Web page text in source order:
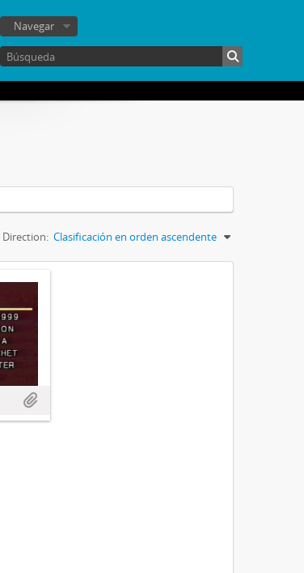
Navegar
Direction: Clasificación en orden ascendente